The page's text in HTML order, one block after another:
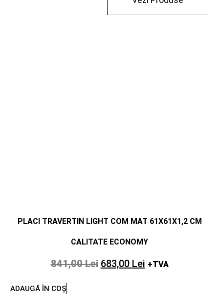
PLACI TRAVERTIN LIGHT COM MAT 61X61X1,2 CM
CALITATE ECONOMY
841,00Lei 683,00 Lei +TVA
ADAUGĂ ÎN COȘ